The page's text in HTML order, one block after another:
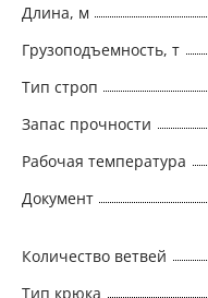
Длина, м
Грузоподъемность, т
Тип строп
Запас прочности
Рабочая температура
Документ
Количество ветвей
Тип крюка